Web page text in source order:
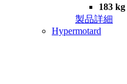
183 kg
製品詳細
Hypermotard